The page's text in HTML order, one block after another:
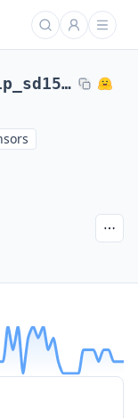
control_v11p_sd15_openpose